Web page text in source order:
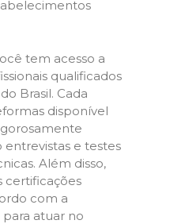
tem acesso a
qualificados
Brasil. Cada
disponível
entrevistas e testes
Além disso,
certificações
com a
atuar no